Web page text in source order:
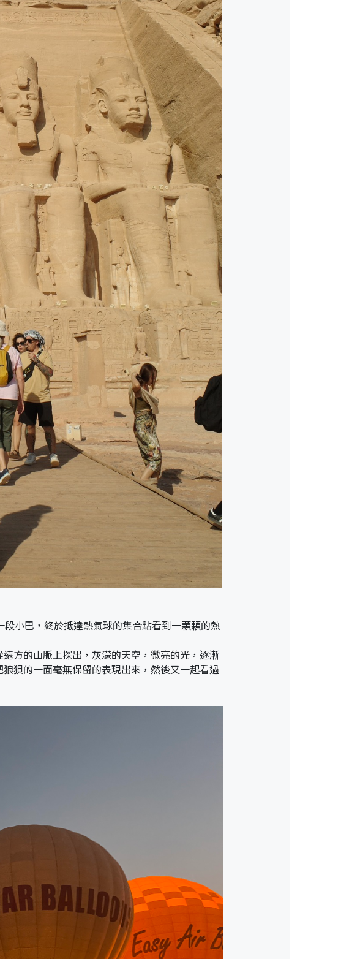
小巴，終於抵達熱氣球的集合點看到一顆顆的熱
方的山脈上探出，灰濛的天空，微亮的光，逐漸
狽的一面毫無保留的表現出來，然後又一起看過